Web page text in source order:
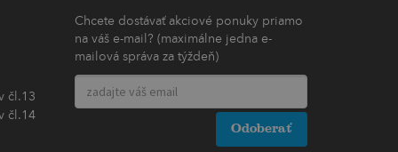
čl.13
čl.14
Chcete dostávať akciové ponuky priamo
na váš e-mail? (maximálne jedna e-
mailová správa za týždeň)
Odoberať